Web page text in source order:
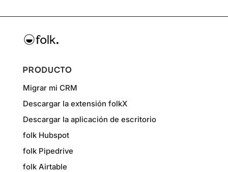
PRODUCTO
Migrar mi CRM
Descargar la extensión folkX
Descargar la aplicación de escritorio
folk Hubspot
folk Pipedrive
folk Airtable